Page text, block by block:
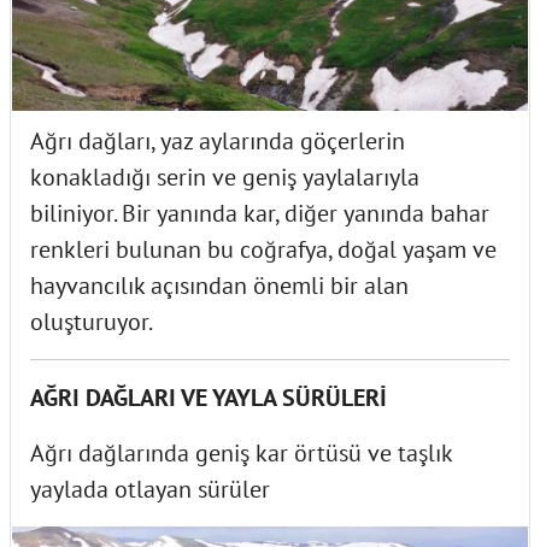
Ağrı dağları, yaz aylarında göçerlerin
konakladığı serin ve geniş yaylalarıyla
biliniyor. Bir yanında kar, diğer yanında bahar
renkleri bulunan bu coğrafya, doğal yaşam ve
hayvancılık açısından önemli bir alan
oluşturuyor.
AĞRI DAĞLARI VE YAYLA SÜRÜLERİ
Ağrı dağlarında geniş kar örtüsü ve taşlık
yaylada otlayan sürüler